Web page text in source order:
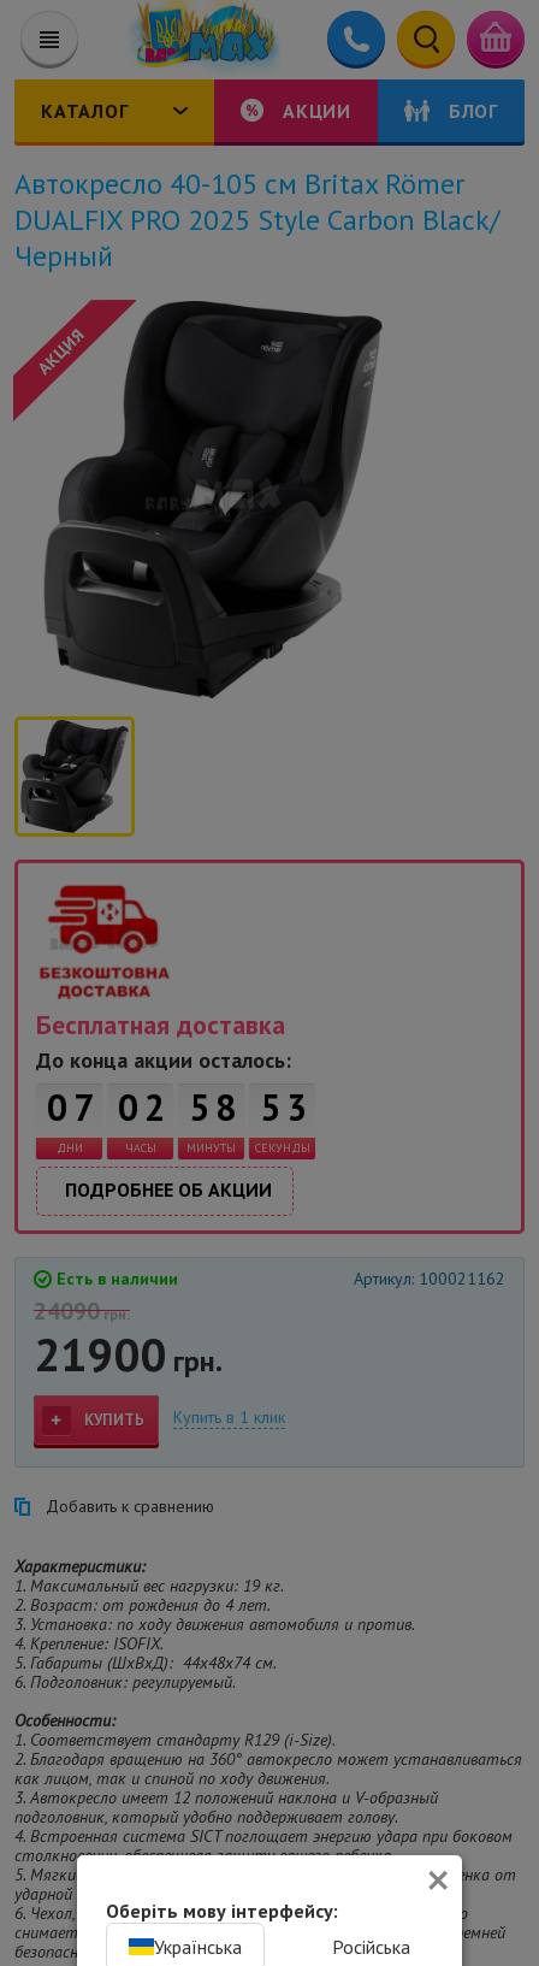
КАТАЛОГ АКЦИИ БЛОГ
Автокресло 40-105 см Britax Römer
DUALFIX PRO 2025 Style Carbon Black/
Черный
Бесплатная доставка
До конца акции осталось:
0 7
ДНИ
0 2
ЧАСЫ
5 8
МИНУТЫ
5
3
СЕКУНДЫ
ПОДРОБНЕЕ ОБ АКЦИИ
Есть в наличии Артикул: 100021162
24090грн.
21900 грн.
КУПИТЬ Купить в 1 клик
Добавить к сравнению
Характеристики:
1. Максимальный вес нагрузки: 19 кг.
2. Возраст: от рождения до 4 лет.
3. Установка: по ходу движения автомобиля и против.
4. Крепление: ISOFIX.
5. Габариты (ШхВхД): 44х48х74 см.
6. Подголовник: регулируемый.
Особенности:
1. Соответствует стандарту R129 (i-Size).
2. Благодаря вращению на 360° автокресло может устанавливаться
как лицом, так и спиной по ходу движения.
3. Автокресло имеет 12 положений наклона и V-образный
подголовник, который удобно поддерживает голову.
4. Встроенная система SICT поглощает энергию удара при боковом
столкновении, обеспечивая защиту вашего ребенка.
5. Мягкие эластичные боковые крылья защитят вашего ребенка от
ударной нагрузки.
6. Чехол, подходящий для стирки в стиральной машине, легко
снимается с автокресла без необходимости отсоединения ремней
безопасности.
×
Оберіть мову інтерфейсу:
Українська
Російська